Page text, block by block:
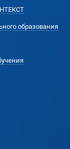
образования